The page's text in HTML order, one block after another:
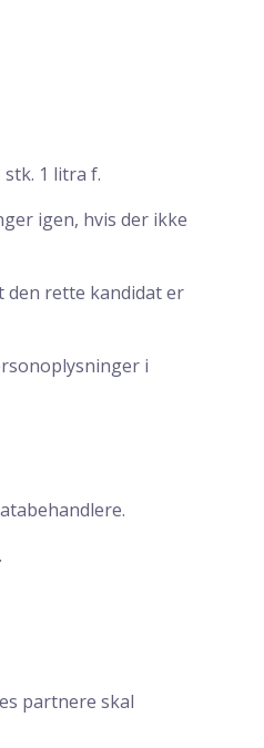
1 litra f.
igen, hvis der ikke
den rette kandidat er
i
partnere skal